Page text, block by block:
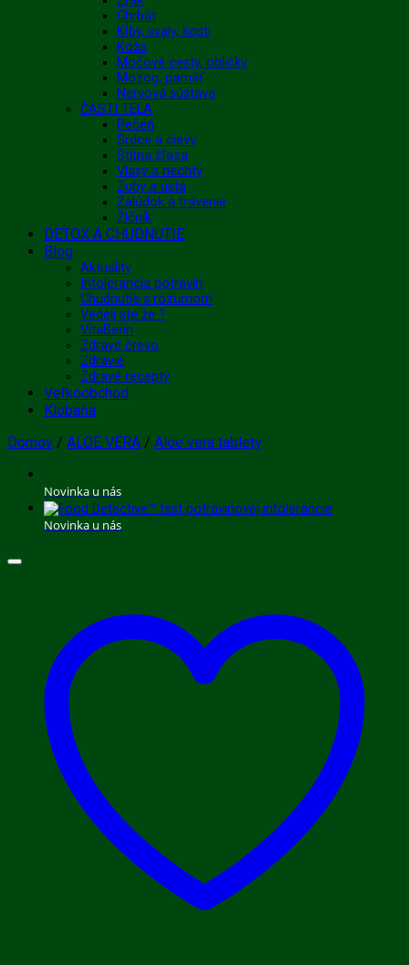
Chrbát
Kĺby, svaly, kosti
Koža
Močové cesty, obličky
Mozog, pamäť
Nervová sústava
ČASTI TELA
Pečeň
Srdce a cievy
Štítna žľaza
Vlasy a nechty
Zuby a ústa
Žalúdok a trávenie
Žlčník
DETOX A CHUDNUTIE
Blog
Aktuality
Intolerancia potravín
Chudnutie s rozumom
Vedeli ste že ?
VitaBerin
Zdravé črevo
Zdravie
Zdravé recepty
Veľkoobchod
Klobaňa
Domov / ALOE VERA / Aloe vera tablety
Novinka u nás
Novinka u nás